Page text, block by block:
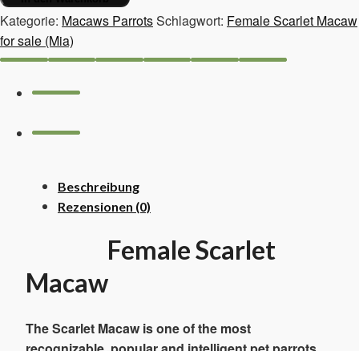
Macaw
for
sale
Menge
Kategorie: Macaws ParrotsSchlagwort: Female Scarlet Macaw
for sale (Mia)
Beschreibung
Rezensionen (0)
Female Scarlet
Macaw
The Scarlet Macaw is one of the most